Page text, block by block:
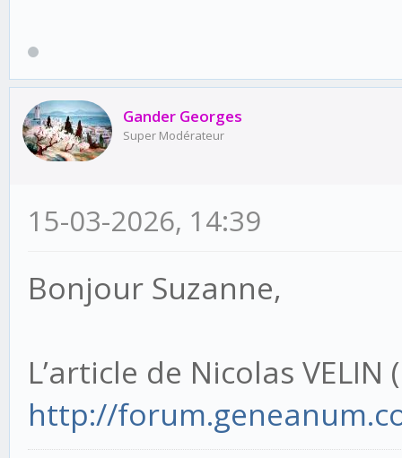
Gander Georges
Super Modérateur
15-03-2026, 14:39
Bonjour Suzanne,
L’article de Nicolas
http://